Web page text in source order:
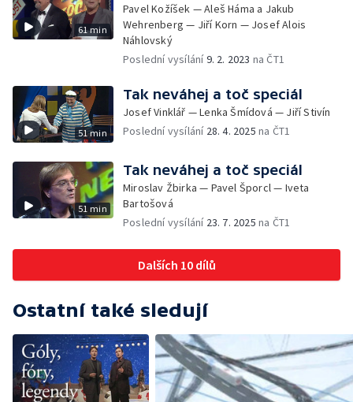
61 min
Pavel Kožíšek — Aleš Háma a Jakub
Wehrenberg — Jiří Korn — Josef Alois
Náhlovský
Poslední vysílání9. 2. 2023 na ČT1
51 min
Tak neváhej a toč speciál
Josef Vinklář — Lenka Šmídová — Jiří Stivín
Poslední vysílání 28. 4. 2025 na ČT1
51 min
Tak neváhej a toč speciál
Miroslav Žbirka — Pavel Šporcl — Iveta
Bartošová
Poslední vysílání 23. 7. 2025 na ČT1
Dalších 10 dílů
Ostatní také sledují